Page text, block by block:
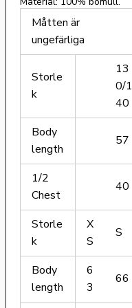
Måtten är
ungefärliga
Storle
k
13
0/1
40
Body
length
57
1/2
Chest
40
Storle
k
X
S
S
Body
length
6
3
66